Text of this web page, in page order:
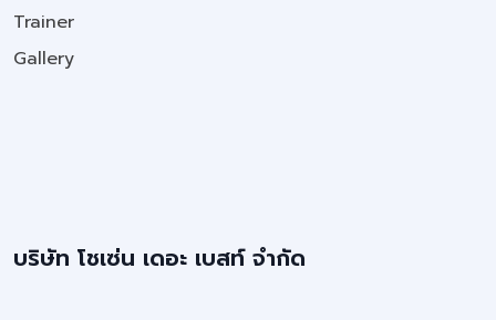
Trainer
Gallery
บริษัท โชเซ่น เดอะ เบสท์ จำกัด